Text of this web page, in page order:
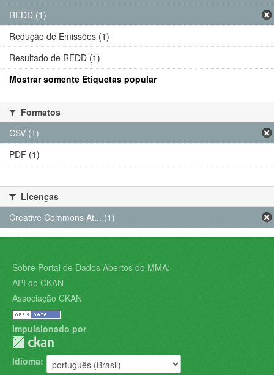
REDD (1)
Redução de Emissões (1)
Resultado de REDD (1)
Mostrar somente Etiquetas popular
Formatos
CSV (1)
PDF (1)
Licenças
Creative Commons At... (1)
Sobre Portal de Dados Abertos do MMA:
API do CKAN
Associação CKAN
Impulsionado por
Idioma